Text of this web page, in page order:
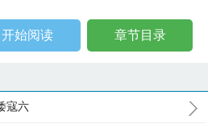
开始阅读 章节目录
寇六